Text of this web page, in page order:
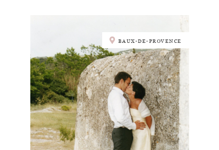
BAUX-DE-PROVENCE